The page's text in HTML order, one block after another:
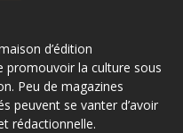
d’édition
promouvoir la culture sous
Peu de magazines
peuvent se vanter d’avoir
rédactionnelle.